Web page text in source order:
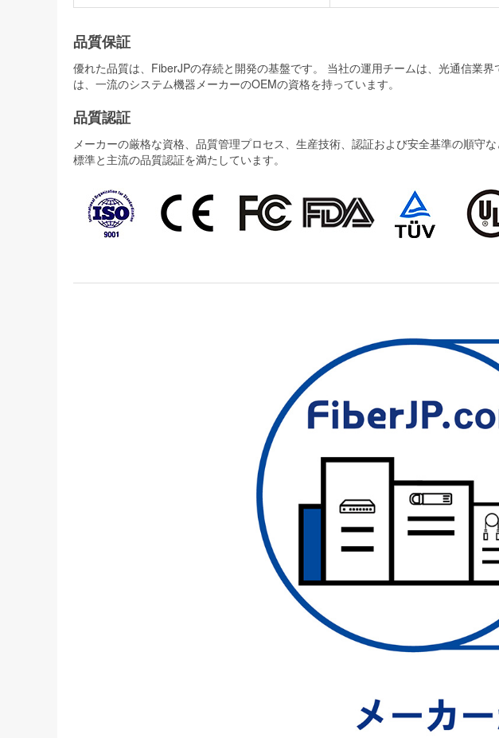
品質保証
優れた品質は、FiberJPの存続と開発の基盤です。 当社の運用チームは、光通信業
は、一流のシステム機器メーカーのOEMの資格を持っています。
品質認証
メーカーの厳格な資格、品質管理プロセス、生産技術、認証および安全基準の順
標準と主流の品質認証を満たしています。